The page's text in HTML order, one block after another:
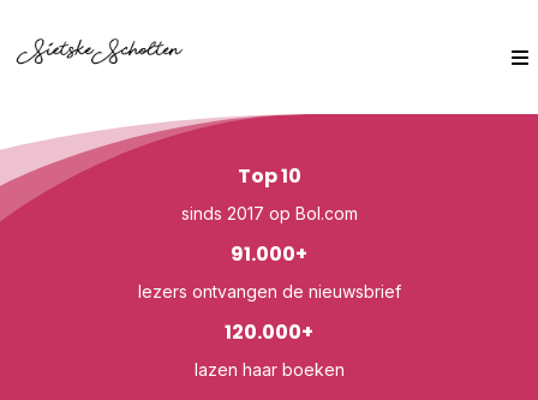
Top 10
sinds 2017 op Bol.com
91.000+
lezers ontvangen de nieuwsbrief
120.000+
lazen haar boeken